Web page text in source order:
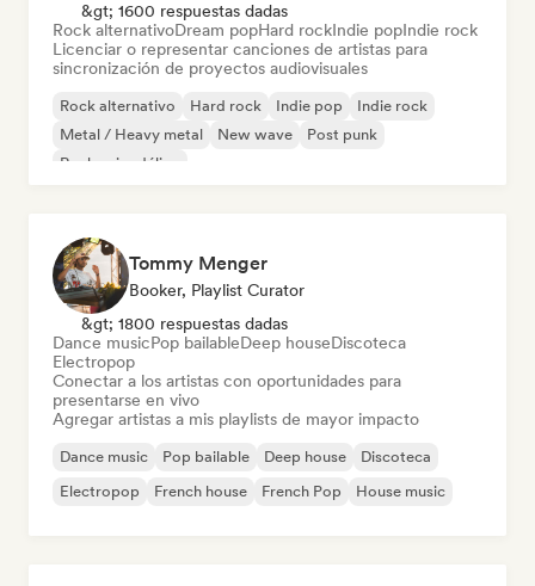
&gt; 1600 respuestas dadas
Rock alternativoDream popHard rockIndie popIndie rock
Licenciar o representar canciones de artistas para
sincronización de proyectos audiovisuales
Rock alternativo Hard rock Indie pop
Indie rock
Metal / Heavy metal
New wave
Post punk
Rock psicodélico
Tommy Menger
Booker, Playlist Curator
&gt; 1800 respuestas dadas
Dance musicPop bailableDeep houseDiscoteca
Electropop
Conectar a los artistas con oportunidades para
presentarse en vivo
Agregar artistas a mis playlists de mayor impacto
Dance music Pop bailable Deep house
Discoteca
Electropop
French house French Pop House music